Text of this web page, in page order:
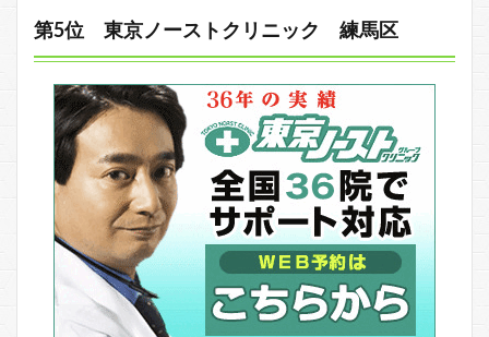
第5位 東京ノーストクリニック 練馬区